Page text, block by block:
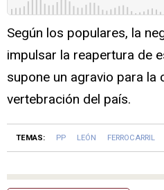
Según los populares, la
impulsar la reapertura de
supone un agravio para la
vertebración del país.
TEMAS: PP LEÓN FERROCARRIL